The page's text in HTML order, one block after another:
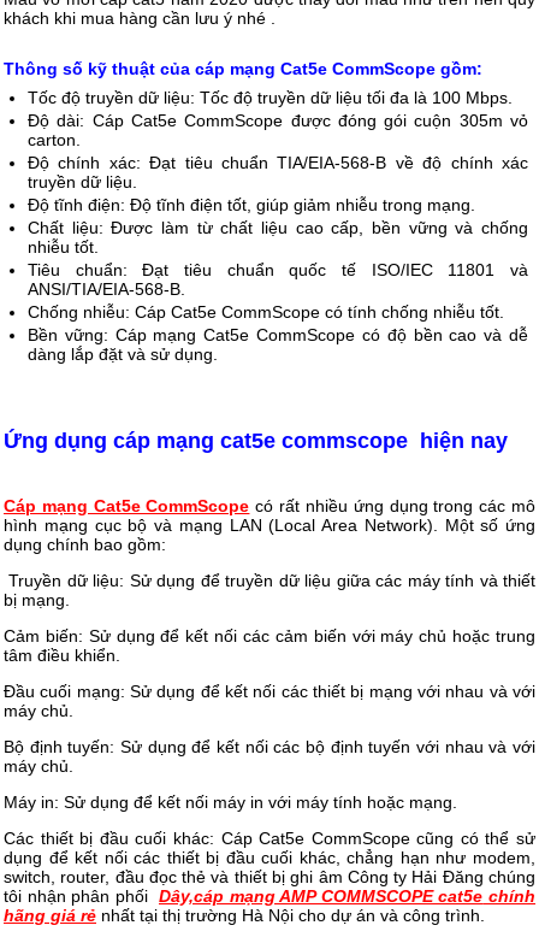
khách khi mua hàng cần lưu ý nhé .
Thông số kỹ thuật của cáp mạng Cat5e CommScope gồm:
Tốc độ truyền dữ liệu: Tốc độ truyền dữ liệu tối đa là 100 Mbps.
Độ dài: Cáp Cat5e CommScope được đóng gói cuộn 305m vỏ
carton.
Độ chính xác: Đạt tiêu chuẩn TIA/EIA-568-B về độ chính xác
truyền dữ liệu.
Độ tĩnh điện: Độ tĩnh điện tốt, giúp giảm nhiễu trong mạng.
Chất liệu: Được làm từ chất liệu cao cấp, bền vững và chống
nhiễu tốt.
Tiêu chuẩn: Đạt tiêu chuẩn quốc tế ISO/IEC 11801 và
ANSI/TIA/EIA-568-B.
Chống nhiễu: Cáp Cat5e CommScope có tính chống nhiễu tốt.
Bền vững: Cáp mạng Cat5e CommScope có độ bền cao và dễ
dàng lắp đặt và sử dụng.
Ứng dụng cáp mạng cat5e commscope hiện nay
Cáp mạng Cat5e CommScope có rất nhiều ứng dụng trong các mô
hình mạng cục bộ và mạng LAN (Local Area Network). Một số ứng
dụng chính bao gồm:
Truyền dữ liệu: Sử dụng để truyền dữ liệu giữa các máy tính và thiết
bị mạng.
Cảm biến: Sử dụng để kết nối các cảm biến với máy chủ hoặc trung
tâm điều khiển.
Đầu cuối mạng: Sử dụng để kết nối các thiết bị mạng với nhau và với
máy chủ.
Bộ định tuyến: Sử dụng để kết nối các bộ định tuyến với nhau và với
máy chủ.
Máy in: Sử dụng để kết nối máy in với máy tính hoặc mạng.
Các thiết bị đầu cuối khác: Cáp Cat5e CommScope cũng có thể sử
dụng để kết nối các thiết bị đầu cuối khác, chẳng hạn như modem,
switch, router, đầu đọc thẻ và thiết bị ghi âm Công ty Hải Đăng chúng
tôi nhận phân phối Dây,cáp mạng AMP COMMSCOPE cat5e chính
hãng giá rẻ nhất tại thị trường Hà Nội cho dự án và công trình.